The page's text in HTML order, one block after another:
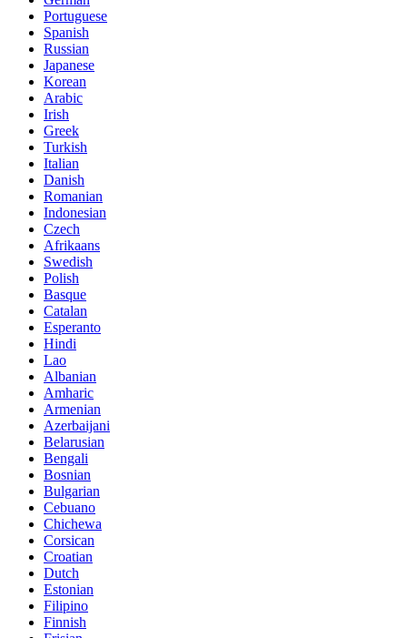
Portuguese
Spanish
Russian
Japanese
Korean
Arabic
Irish
Greek
Turkish
Italian
Danish
Romanian
Indonesian
Czech
Afrikaans
Swedish
Polish
Basque
Catalan
Esperanto
Hindi
Lao
Albanian
Amharic
Armenian
Azerbaijani
Belarusian
Bengali
Bosnian
Bulgarian
Cebuano
Chichewa
Corsican
Croatian
Dutch
Estonian
Filipino
Finnish